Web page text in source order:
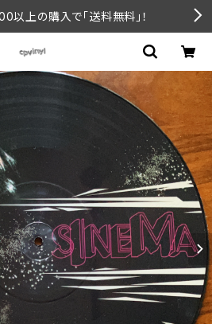
以上の購入で「送料無料」！